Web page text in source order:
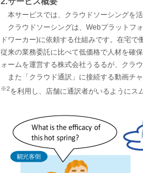
本サービスでは、クラウドソーシングを
クラウドソーシングは、Webプラットフ
ドワーカー)に依頼する仕組みです。在宅で
従来の業務委託に比べて低価格で人材を確
ォームを運営する株式会社うるるが、クラ
また「クラウド通訳」に接続する動画チ
※2を利用し、店舗に通訳者がいるようにス